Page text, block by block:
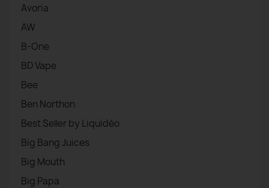
Avoria
AW
B-One
BD Vape
Bee
Ben Northon
Best Seller by Liquidéo
Big Bang Juices
Big Mouth
Big Papa